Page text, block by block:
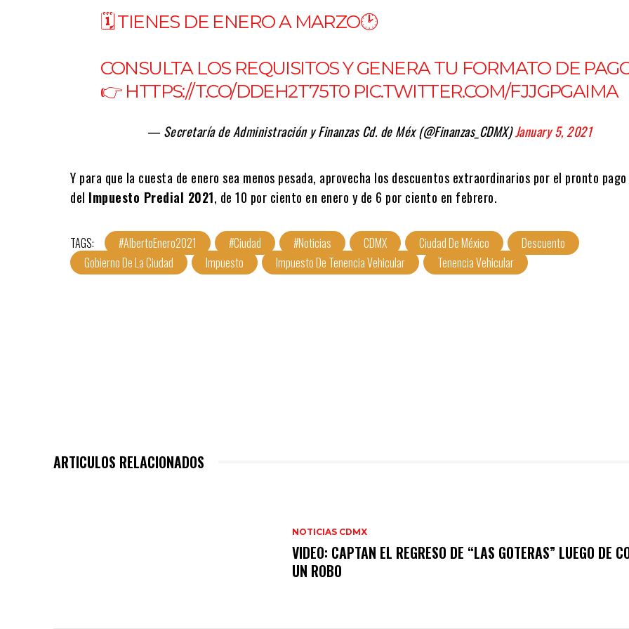
🗓️ TIENES DE ENERO A MARZO🕑
CONSULTA LOS REQUISITOS Y GENERA TU FORMATO DE
👉 HTTPS://T.CO/DDEH2T75T0 PIC.TWITTER.COM/FJJGPGAIMA
— Secretaría de Administración y Finanzas Cd. de Méx (@Finanzas_CDMX)January 5, 2021
Y para que la cuesta de enero sea menos pesada, aprovecha los descuentos extraordinarios por el pronto pago
del Impuesto Predial 2021, de 10 por ciento en enero y de 6 por ciento en febrero.
TAGS: #AlbertoEnero2021 #Ciudad #Noticias CDMX Ciudad De México
Descuento
Gobierno De La Ciudad
Impuesto Impuesto De Tenencia Vehicular Tenencia Vehicular
ARTICULOS RELACIONADOS
NOTICIAS CDMX
VIDEO: CAPTAN EL REGRESO DE “LAS GOTERAS” LUEGO DE
UN ROBO